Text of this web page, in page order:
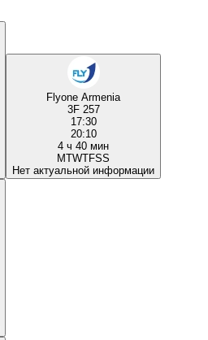
Flyone Armenia
3F 257
17:30
20:10
4 ч 40 мин
MTWTFSS
Нет актуальной информации